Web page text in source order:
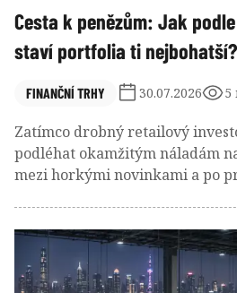
Cesta k penězům: Jak
staví portfolia ti nejbohatší?
FINANČNÍ TRHY 30.07.2026 5
Zatímco drobný retailový
podléhat okamžitým náladám
mezi horkými novinkami a po
o alokaci svých aktiv
investovatelným kapitálem v
milionů dolarů?